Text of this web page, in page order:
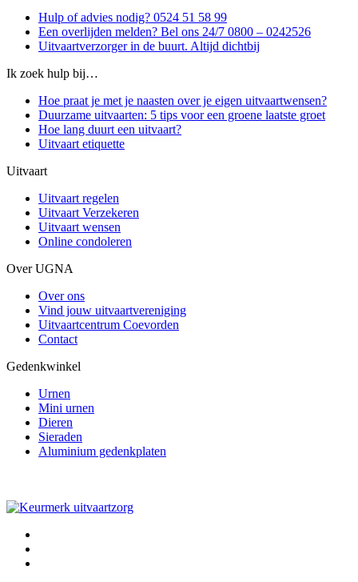
Hulp of advies nodig? 0524 51 58 99
Een overlijden melden? Bel ons 24/7 0800 – 0242526
Uitvaartverzorger in de buurt. Altijd dichtbij
Ik zoek hulp bij…
Hoe praat je met je naasten over je eigen uitvaartwensen?
Duurzame uitvaarten: 5 tips voor een groene laatste groet
Hoe lang duurt een uitvaart?
Uitvaart etiquette
Uitvaart
Uitvaart regelen
Uitvaart Verzekeren
Uitvaart wensen
Online condoleren
Over UGNA
Over ons
Vind jouw uitvaartvereniging
Uitvaartcentrum Coevorden
Contact
Gedenkwinkel
Urnen
Mini urnen
Dieren
Sieraden
Aluminium gedenkplaten